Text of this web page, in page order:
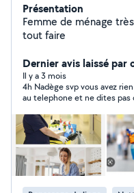
Présentation
Femme de ménage
tout faire
Dernier avis laissé par
Il y a 3 mois
4h Nadège svp vous avez
au telephone et ne dites pas
sinon je vous aurais jamais